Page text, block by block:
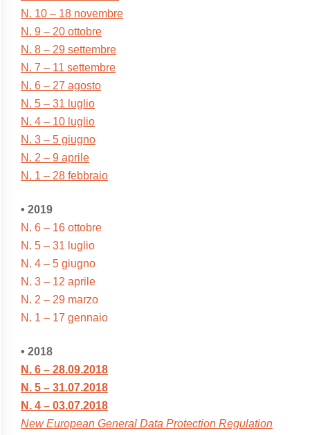
N. 10 – 18 novembre
N. 9 – 20 ottobre
N. 8 – 29 settembre
N. 7 – 11 settembre
N. 6 – 27 agosto
N. 5 – 31 luglio
N. 4 – 10 luglio
N. 3 – 5 giugno
N. 2 – 9 aprile
N. 1 – 28 febbraio
• 2019
N. 6 – 16 ottobre
N. 5 – 31 luglio
N. 4 – 5 giugno
N. 3 – 12 aprile
N. 2 – 29 marzo
N. 1 – 17 gennaio
• 2018
N. 6 – 28.09.2018
N. 5 – 31.07.2018
N. 4 – 03.07.2018
New European General Data Protection Regulation